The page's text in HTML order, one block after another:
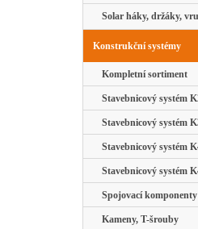
Solar háky, držáky,
Konstrukční systémy
Kompletní sortiment
Stavebnicový systém
Stavebnicový systém
Stavebnicový systém
Stavebnicový systém
Spojovací komponenty
Kameny, T-šrouby